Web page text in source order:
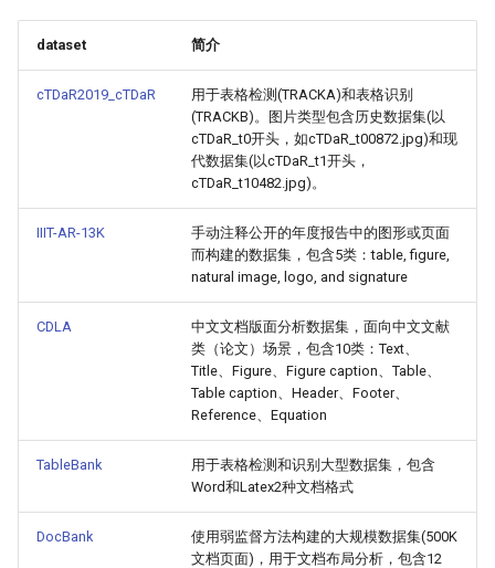
dataset 简介
cTDaR2019_cTDaR
用于表格检测(TRACKA)和表格识别
(TRACKB)。图片类型包含历史数据集(以
cTDaR_t0开头，如cTDaR_t00872.jpg)和现
代数据集(以cTDaR_t1开头，
cTDaR_t10482.jpg)。
IIIT-AR-13K
手动注释公开的年度报告中的图形或页面
而构建的数据集，包含5类：table, figure,
natural image, logo, and signature
CDLA
中文文档版面分析数据集，面向中文文献
类（论文）场景，包含10类：Text、
Title、Figure、Figure caption、Table、
Table caption、Header、Footer、
Reference、Equation
TableBank
用于表格检测和识别大型数据集，包含
Word和Latex2种文档格式
DocBank
使用弱监督方法构建的大规模数据集(500K
文档页面)，用于文档布局分析，包含12